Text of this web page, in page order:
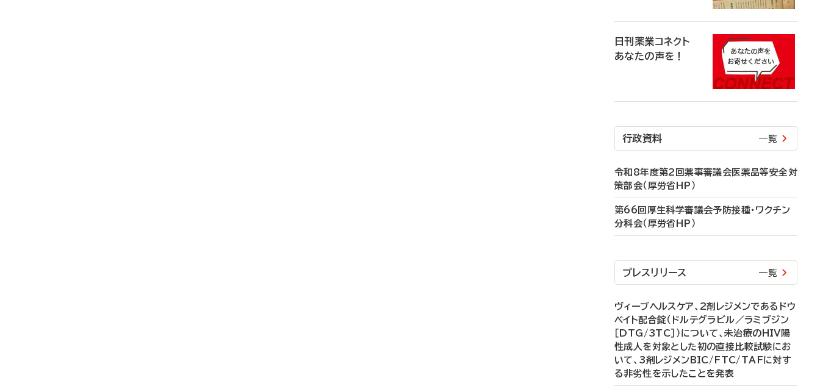
日刊薬業コネクト
あなたの声を！
行政資料 一覧
令和8年度第2回薬事審議会医薬品等安全対
策部会（厚労省HP）
第66回厚生科学審議会予防接種・ワクチン
分科会（厚労省HP）
プレスリリース 一覧
ヴィーブヘルスケア、2剤レジメンであるドウ
ベイト配合錠（ドルテグラビル／ラミブジン
［DTG/3TC］）について、未治療のHIV陽
性成人を対象とした初の直接比較試験にお
いて、3剤レジメンBIC/FTC/TAFに対す
る非劣性を示したことを発表